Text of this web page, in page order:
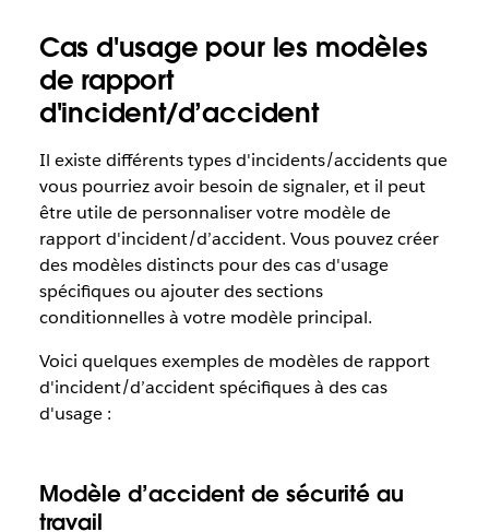
Cas d'usage pour les modèles
de rapport
d'incident/d’accident
Il existe différents types d'incidents/accidents que
vous pourriez avoir besoin de signaler, et il peut
être utile de personnaliser votre modèle de
rapport d'incident/d’accident. Vous pouvez créer
des modèles distincts pour des cas d'usage
spécifiques ou ajouter des sections
conditionnelles à votre modèle principal.
Voici quelques exemples de modèles de rapport
d'incident/d’accident spécifiques à des cas
d'usage :
Modèle d’accident de sécurité au
travail